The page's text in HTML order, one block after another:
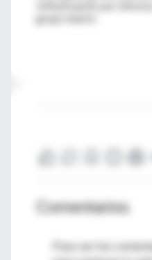
Comentarios
Para ver los